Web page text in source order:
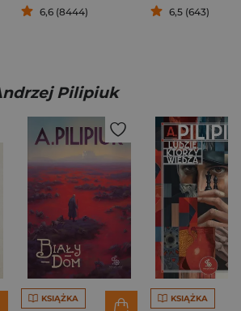
6,6 (8444) 6,5 (643)
Pilipiuk
KSIĄŻKA KSIĄŻKA